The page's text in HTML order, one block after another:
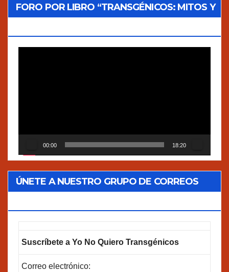
FORO POR LIBRO “TRANSGÉNICOS: MITOS Y
00:00 18:20
ÚNETE A NUESTRO GRUPO DE CORREOS
Suscríbete a Yo No Quiero Transgénicos
Correo electrónico: